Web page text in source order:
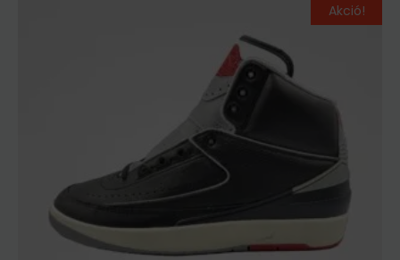
Akció!
990Ft.
is:
24
990Ft.
terméknek
több
variációja
változatok
a
ki